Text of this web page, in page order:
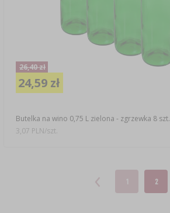
Butelka na wino 0,75 L zielona - zgrzewka 8 szt.
26,40 zł
24,59 zł
3,07 PLN/szt.
1 2